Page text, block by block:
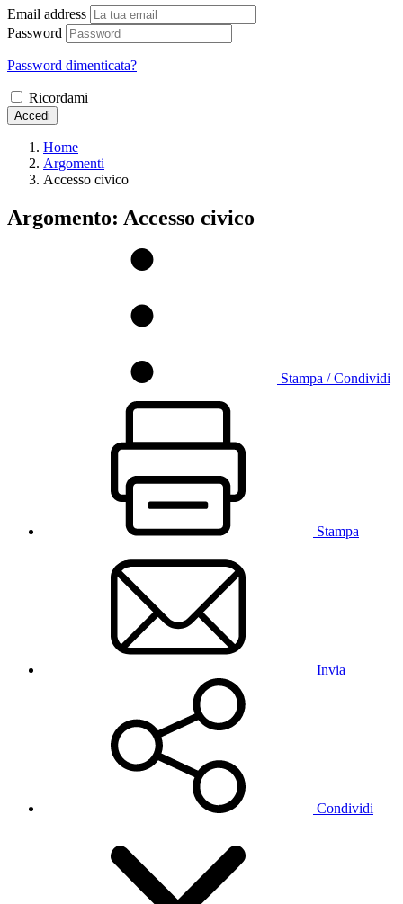
Email address
Password
Password dimenticata?
Ricordami
Accedi
Home
Argomenti
Accesso civico
Argomento: Accesso civico
Stampa / Condividi
Stampa
Invia
Condividi